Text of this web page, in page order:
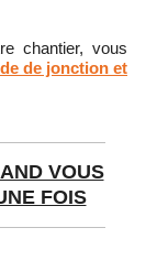
chantier, vous
de jonction et
VOUS
FOIS